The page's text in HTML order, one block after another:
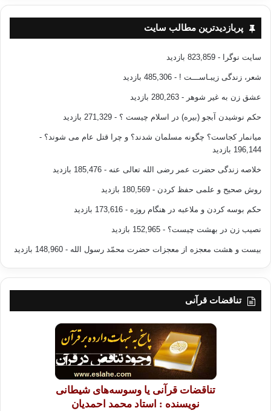
پربازدیدترین مطالب سایت
سایت نوگرا - 823,859 بازدید
شعر، زندگی زیبـاســـت ! - 485,306 بازدید
عشق زن به غیر شوهر - 280,263 بازدید
حکم نوشیدن آبجو (بیره) در اسلام چیست ؟ - 271,329 بازدید
میانمار کجاست؟ چگونه مسلمان شدند؟ و چرا قتل عام می شوند؟ -
196,144 بازدید
خلاصه زندگی حضرت عمر رضی الله تعالی عنه - 185,476 بازدید
روش صحیح و علمی حفظ کردن - 180,569 بازدید
حکم بوسه کردن و ملاعبه در هنگام روزه - 173,616 بازدید
نصیب زن در بهشت چیست؟ - 152,965 بازدید
بیست و هشت معجزه از معجزات حضرت محمّد رسول الله - 148,960 بازدید
تناقضات قرآنی
تناقضات قرآنی یا وسوسه‌های شیطانی
نویسنده : استاد محمد احمدیان